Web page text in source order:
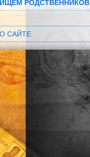
ИЩЕМ РОДСТВЕННИКОВ
О САЙТЕ